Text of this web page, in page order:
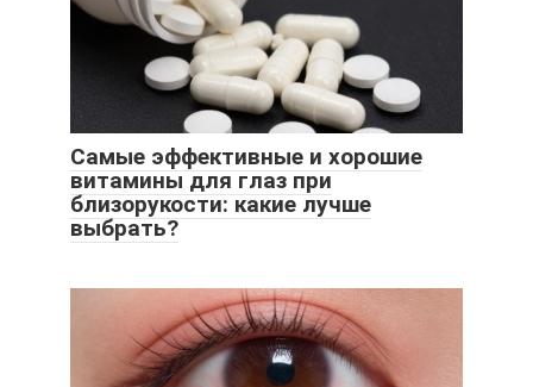
Самые эффективные и хорошие
витамины для глаз при
близорукости: какие лучше
выбрать?